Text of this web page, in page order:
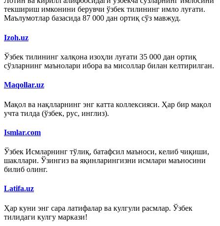
текшириш имконини берувчи ўзбек тилининг имло луғати.
Маълумотлар базасида 87 000 дан ортиқ сўз мавжуд.
Izoh.uz
Ўзбек тилининг халқона изоҳли луғати 35 000 дан ортиқ
сўзларнинг маънолари ибора ва мисоллар билан келтирилган.
Maqollar.uz
Мақол ва нақлларнинг энг катта коллексияси. Ҳар бир мақол
учта тилда (ўзбек, рус, инглиз).
Ismlar.com
Ўзбек Исмларнинг тўлиқ, батафсил маъноси, келиб чиқиши,
шакллари. Ўзингиз ва яқинларингизни исмлари маъносини
билиб олинг.
Latifa.uz
Ҳар куни энг сара латифалар ва кулгули расмлар. Ўзбек
тилидаги кулгу маркази!